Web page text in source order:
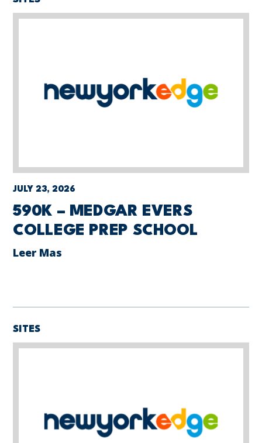
JULY 23, 2026
590K – MEDGAR EVERS
COLLEGE PREP SCHOOL
Leer Mas
SITES